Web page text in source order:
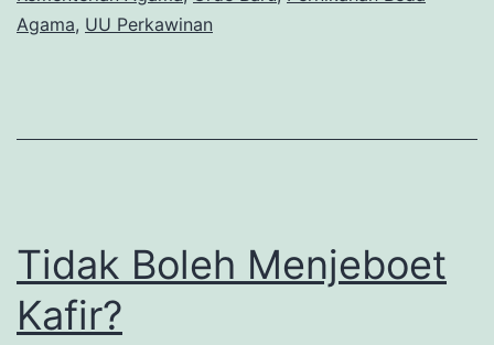
Islam
Agama, UU Perkawinan
Tidak Boleh Menjeboet
Kafir?